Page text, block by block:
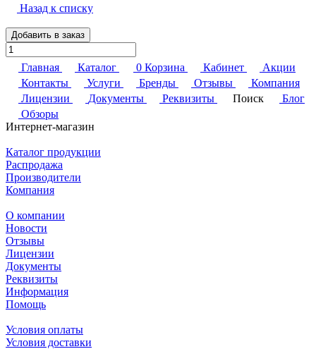
Назад к списку
Добавить в заказ
Главная Каталог 0 Корзина Кабинет
Акции
Контакты
Услуги Бренды Отзывы
Компания
Лицензии
Документы Реквизиты Поиск
Блог
Обзоры
Интернет-магазин
Каталог продукции
Распродажа
Производители
Компания
О компании
Новости
Отзывы
Лицензии
Документы
Реквизиты
Информация
Помощь
Условия оплаты
Условия доставки